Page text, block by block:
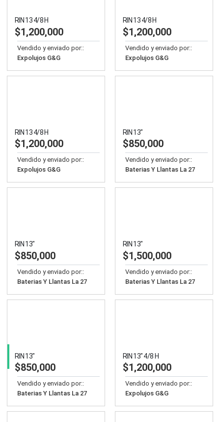
RIN 13 4/8 H
$1,200,000
Vendido y enviado por::
Expolujos G&G
RIN 13 4/8 H
$1,200,000
Vendido y enviado por::
Expolujos G&G
RIN 13 4/8 H
$1,200,000
Vendido y enviado por::
Expolujos G&G
RIN 13″
$850,000
Vendido y enviado por::
Baterias Y Llantas La 27
RIN 13″
$850,000
Vendido y enviado por::
Baterias Y Llantas La 27
RIN 13″
$1,500,000
Vendido y enviado por::
Baterias Y Llantas La 27
RIN 13″
$850,000
Vendido y enviado por::
Baterias Y Llantas La 27
RIN 13″ 4/8 H
$1,200,000
Vendido y enviado por::
Expolujos G&G